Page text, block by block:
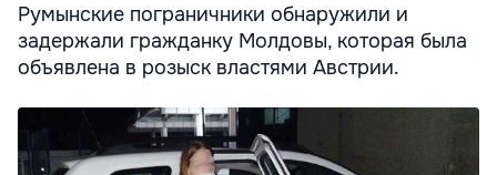
Румынские пограничники обнаружили и
задержали гражданку Молдовы, которая была
объявлена в розыск властями Австрии.